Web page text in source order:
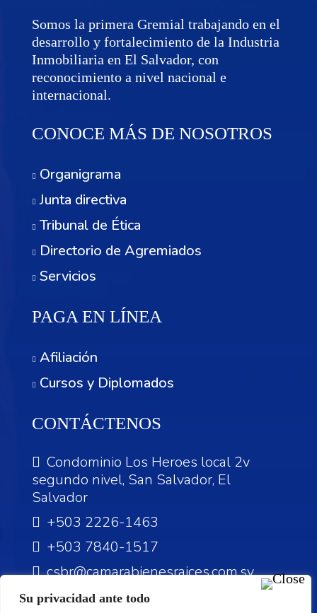
Su privacidad ante todo
Somos la primera Gremial trabajando en el
desarrollo y fortalecimiento de la Industria
Inmobiliaria en El Salvador, con
reconocimiento a nivel nacional e
internacional.
CONOCE MÁS DE NOSOTROS
Organigrama
Junta directiva
Tribunal de Ética
Directorio de Agremiados
Servicios
PAGA EN LÍNEA
Afiliación
Cursos y Diplomados
CONTÁCTENOS
Condominio Los Heroes local 2v
segundo nivel, San Salvador, El
Salvador
+503 2226-1463
+503 7840-1517
csbr@camarabienesraices.com.sv